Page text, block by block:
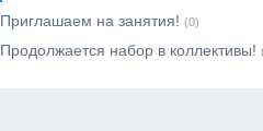
Приглашаем на занятия! (0)
Продолжается набор в коллективы!